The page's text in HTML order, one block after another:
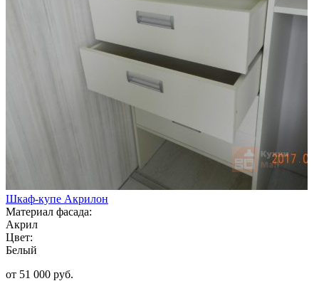
Шкаф-купе Акрилон
Материал фасада:
Акрил
Цвет:
Белый
от 51 000 руб.